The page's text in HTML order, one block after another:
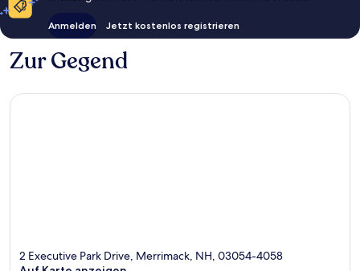
Anmelden Jetzt kostenlos registrieren
Zur Gegend
2 Executive Park Drive, Merrimack, NH, 03054-4058